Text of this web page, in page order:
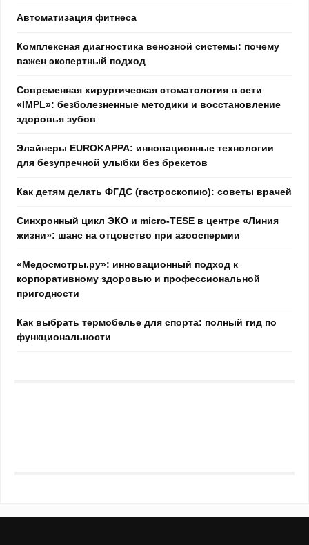
Автоматизация фитнеса
Комплексная диагностика венозной системы: почему
важен экспертный подход
Современная хирургическая стоматология в сети
«IMPL»: безболезненные методики и восстановление
здоровья зубов
Элайнеры EUROKAPPA: инновационные технологии
для безупречной улыбки без брекетов
Как детям делать ФГДС (гастроскопию): советы врачей
Синхронный цикл ЭКО и micro-TESE в центре «Линия
жизни»: шанс на отцовство при азооспермии
«Медосмотры.ру»: инновационный подход к
корпоративному здоровью и профессиональной
пригодности
Как выбрать термобелье для спорта: полный гид по
функциональности